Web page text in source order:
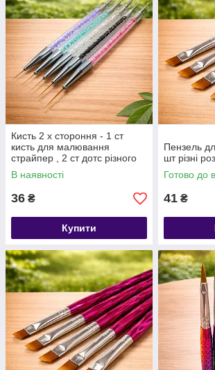
Кисть 2 х стороння - 1 ст
кисть для малювання
страйпер , 2 ст дотс різного
розміру. 1 шт.
В наявності
36 ₴
Купити
Пензель
шт різні
Готово до
41 ₴